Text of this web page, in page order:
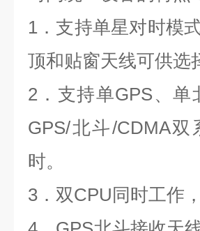
1 ．支持单星对时模
顶和贴窗天线可供选
2 ．支持单GPS、
GPS/北斗/CDMA
时。
3 ．双CPU同时工作